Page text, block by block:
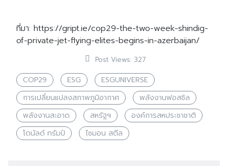
ที่มา: https://gript.ie/cop29-the-two-week-shindig-
of-private-jet-flying-elites-begins-in-azerbaijan/
Post Views: 327
COP29 ESG
ESGUNIVERSE
การเปลี่ยนแปลงสภาพภูมิอากาศ
พลังงานฟอสซิล
พลังงานสะอาด
สหรัฐฯ
องค์การสหประชาชาติ
โดนัลด์ ทรัมป์
ไซมอน สตีล